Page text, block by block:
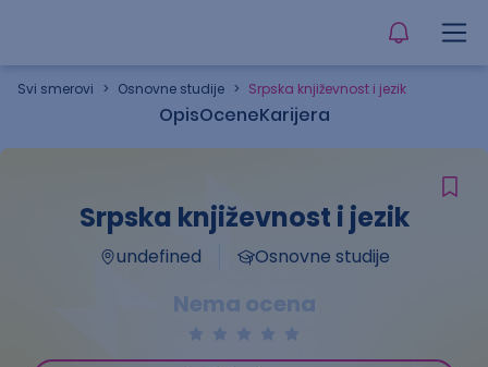
Svi smerovi > Osnovne studije > Srpska književnost i jezik
OpisOceneKarijera
Srpska književnost i jezik
undefined Osnovne studije
Nema ocena